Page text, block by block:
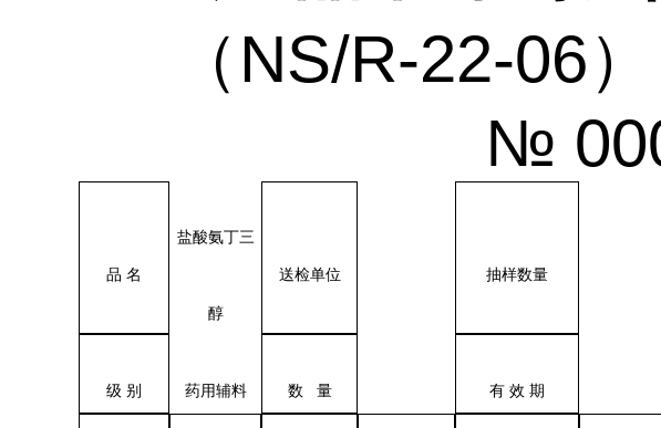
（ NS/R-22-06）
№
品 名
盐酸氨丁三
醇
送检单位 抽样数量
级 别 药用辅料 数 量 有 效 期